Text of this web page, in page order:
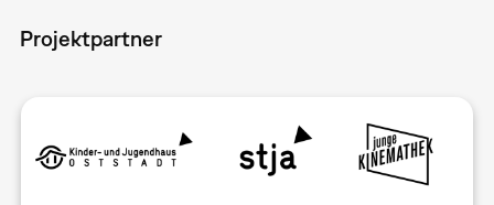
Projektpartner